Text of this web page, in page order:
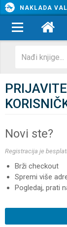
NAKLADA VAL
Novi ste?
Registracija je
Brži checkout
Spremi više
Pogledaj, prati